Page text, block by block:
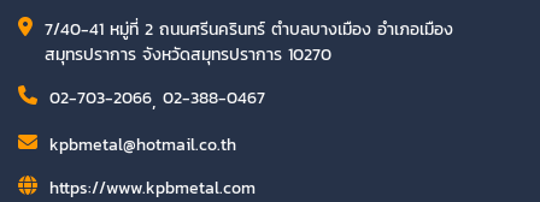
7/40-41 หมู่ที่ 2 ถนนศรีนครินทร์ ตำบลบางเมือง อำเภอเมือง
สมุทรปราการ จังหวัดสมุทรปราการ 10270
02-703-2066, 02-388-0467
kpbmetal@hotmail.co.th
https://www.kpbmetal.com